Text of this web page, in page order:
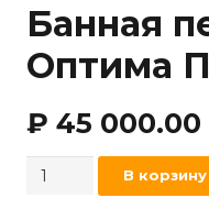
Банная
Оптима
₽ 45 000.00
КоличествоВ корзину